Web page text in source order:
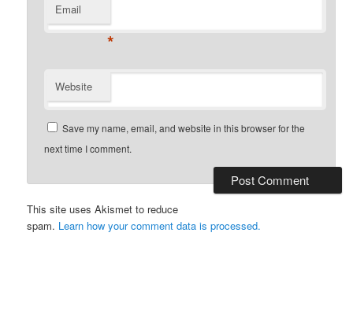
Email
*
Website
Save my name, email, and website in this browser for the
next time I comment.
This site uses Akismet to reduce
spam. Learn how your comment data is processed.